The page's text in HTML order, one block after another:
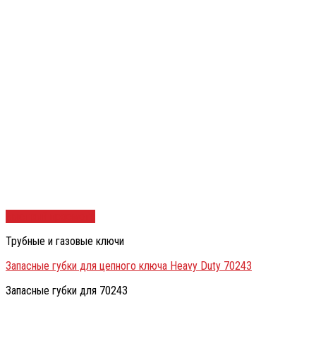
Трубные и газовые ключи
Запасные губки для цепного ключа Heavy Duty 70243
Запасные губки для 70243